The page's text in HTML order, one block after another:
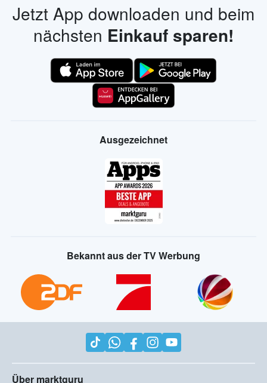
Jetzt App downloaden und beim
nächsten Einkauf sparen!
Ausgezeichnet
Bekannt aus der TV Werbung
Über marktguru